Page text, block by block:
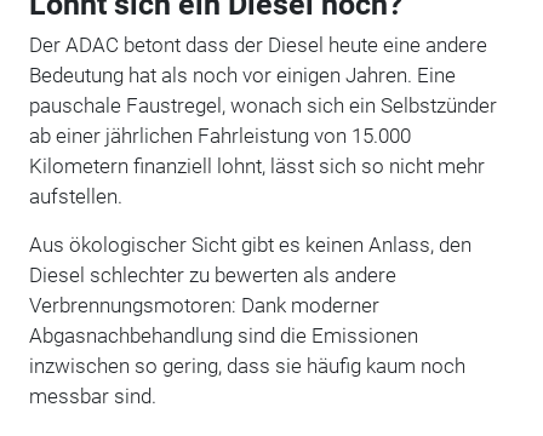
Der ADAC betont dass der Diesel heute eine andere
Bedeutung hat als noch vor einigen Jahren. Eine
pauschale Faustregel, wonach sich ein Selbstzünder
ab einer jährlichen Fahrleistung von 15.000
Kilometern finanziell lohnt, lässt sich so nicht mehr
aufstellen.
Aus ökologischer Sicht gibt es keinen Anlass, den
Diesel schlechter zu bewerten als andere
Verbrennungsmotoren: Dank moderner
Abgasnachbehandlung sind die Emissionen
inzwischen so gering, dass sie häufig kaum noch
messbar sind.